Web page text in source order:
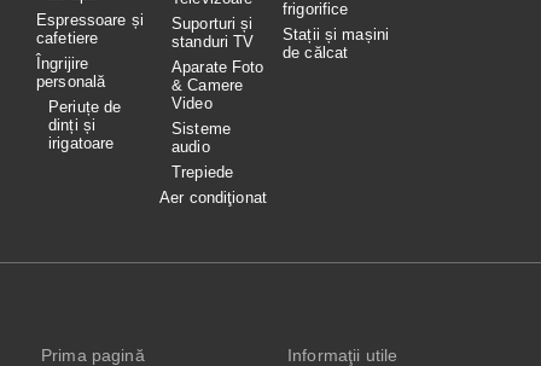
Espressoare și
cafetiere
Îngrijire
personală
Periuțe de
dinți și
irigatoare
Suporturi și
standuri TV
Aparate Foto
& Camere
Video
Sisteme
audio
Trepiede
Aer condiţionat
frigorifice
Stații și mașini
de călcat
Prima pagină
Informaţii utile